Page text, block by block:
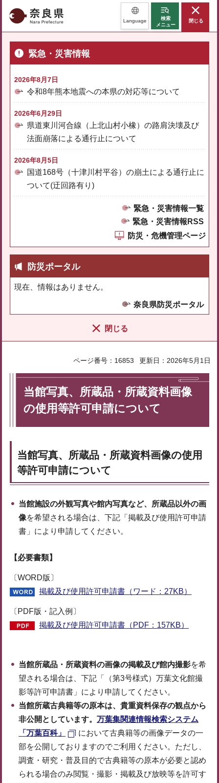
奈良県 Language
検索
メニュー
閉じる
緊急・災害情報
2026年8月7日
令和8年熊本地震への本県の対応等について
2026年6月29日
県道東川河合線（上北山村小橡）の路肩決壊及び
法面崩落による通行止について
2026年8月5日
国道168号（十津川村平谷）の崩土による通行止に
ついて(迂回路有り)
緊急・災害情報一覧
緊急・災害情報RSS
防災・危機管理ページ
防災ポータル
現在、情報はありません。
奈良県防災ポータル
閉じる
ページ番号：16853 更新日：2026年5月1日
当館写真、所蔵品・所蔵資料画像
の使用等許可申請について
当館写真、所蔵品・所蔵資料画像の使用
等許可申請について
当館施設の外観写真や館内写真など、所蔵品以外の画
像を希望される場合は、下記「掲載及び使用許可申請
書」により申請してください。
【必要書類】
〔WORD版〕
掲載及び使用許可申請書（ワード：27KB）
〔PDF版・記入例〕
掲載及び使用許可申請書（PDF：157KB）
当館所蔵品・所蔵資料の画像の掲載及び館内撮影を希
望される場合は、下記「（第3号様式）万葉文化館撮
影等許可申請書」により申請してください。
当館所蔵古典籍等の原本は、貴重資料保存の観点から
非公開としています。 万葉集関連情報検索システム
「万葉百科」
において古典籍等の画像データの一
部を公開しておりますのでご利用ください。ただし、
調査・研究・普及目的で古典籍等の原本が必要と認め
られる場合のみ閲覧・撮影・掲載及び放映等を許可す